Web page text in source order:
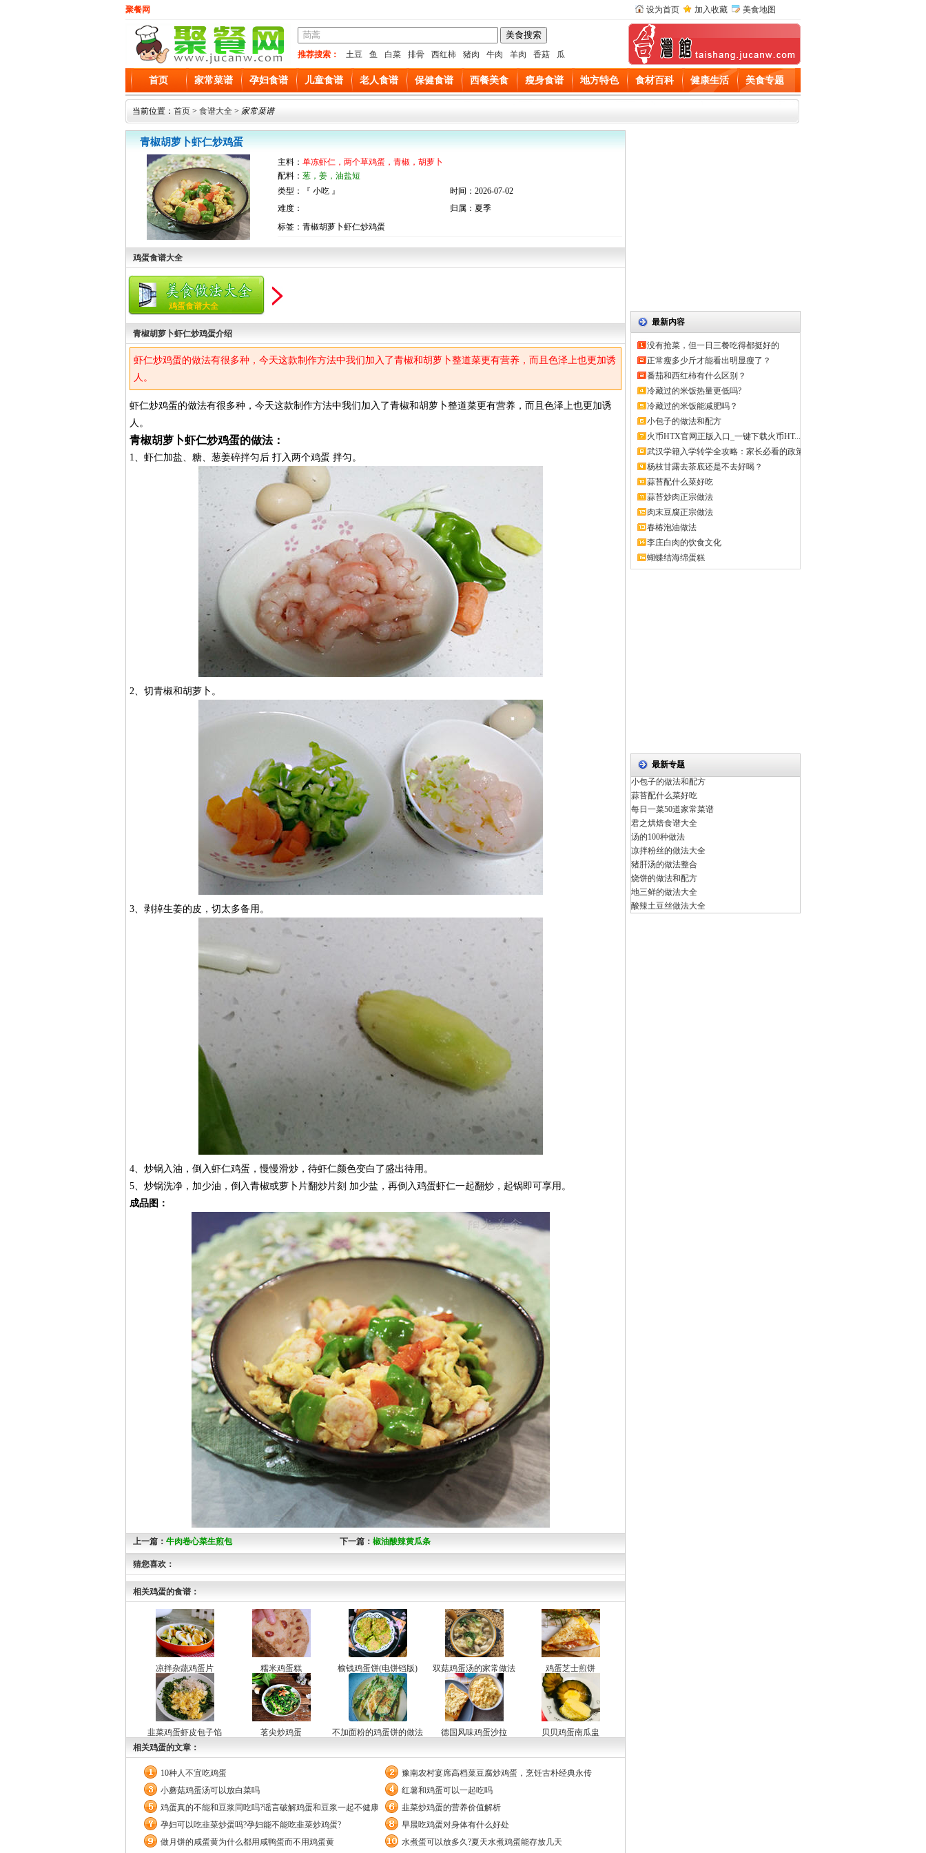
聚餐网 设为首页 加入收藏 美食地图
推荐搜索： 土豆 鱼 白菜 排骨 西红柿 猪肉 牛肉 羊肉 香菇 瓜
首页 家常菜谱 孕妇食谱 儿童食谱 老人食谱 保健食谱 西餐美食 瘦身食谱 地方特色 食材百科 健康生活 美食专题
当前位置： 首页 > 食谱大全 > 家常菜谱
青椒胡萝卜虾仁炒鸡蛋
主料： 单冻虾仁，两个草鸡蛋，青椒，胡萝卜
配料： 葱，姜，油盐短
类型：『 小吃 』
时间：2026-07-02
难度：
归属：夏季
标签：青椒胡萝卜虾仁炒鸡蛋
鸡蛋食谱大全
鸡蛋食谱大全
青椒胡萝卜虾仁炒鸡蛋介绍
虾仁炒鸡蛋的做法有很多种，今天这款制作方法中我们加入了青椒和胡萝卜整道菜更有营养，而且色泽上也更加诱
人。
虾仁炒鸡蛋的做法有很多种，今天这款制作方法中我们加入了青椒和胡萝卜整道菜更有营养，而且色泽上也更加诱
人。
青椒胡萝卜虾仁炒鸡蛋的做法：
1、虾仁加盐、糖、葱姜碎拌匀后 打入两个鸡蛋 拌匀。
2、切青椒和胡萝卜。
3、剥掉生姜的皮，切太多备用。
4、炒锅入油，倒入虾仁鸡蛋，慢慢滑炒，待虾仁颜色变白了盛出待用。
5、炒锅洗净，加少油，倒入青椒或萝卜片翻炒片刻 加少盐，再倒入鸡蛋虾仁一起翻炒，起锅即可享用。
成品图：
上一篇： 牛肉卷心菜生煎包 下一篇： 椒油酸辣黄瓜条
猜您喜欢：
相关鸡蛋的食谱：
凉拌杂蔬鸡蛋片 糯米鸡蛋糕 榆钱鸡蛋饼(电饼铛版) 双菇鸡蛋汤的家常做法 鸡蛋芝士煎饼
韭菜鸡蛋虾皮包子馅 茗尖炒鸡蛋 不加面粉的鸡蛋饼的做法 德国风味鸡蛋沙拉
贝贝鸡蛋南瓜盅
相关鸡蛋的文章：
10种人不宜吃鸡蛋
豫南农村宴席高档菜豆腐炒鸡蛋，烹饪古朴经典永传
小蘑菇鸡蛋汤可以放白菜吗
红薯和鸡蛋可以一起吃吗
鸡蛋真的不能和豆浆同吃吗?谣言破解鸡蛋和豆浆一起不健康的误区韭菜炒鸡蛋的营养价值解析
孕妇可以吃韭菜炒蛋吗?孕妇能不能吃韭菜炒鸡蛋?
早晨吃鸡蛋对身体有什么好处
做月饼的咸蛋黄为什么都用咸鸭蛋而不用鸡蛋黄
水煮蛋可以放多久?夏天水煮鸡蛋能存放几天
最新内容
没有抢菜，但一日三餐吃得都挺好的
正常瘦多少斤才能看出明显瘦了？
番茄和西红柿有什么区别？
冷藏过的米饭热量更低吗?
冷藏过的米饭能减肥吗？
小包子的做法和配方
火币HTX官网正版入口_一键下载火币HT...
武汉学籍入学转学全攻略：家长必看的政策
解...
杨枝甘露去茶底还是不去好喝？
蒜苔配什么菜好吃
蒜苔炒肉正宗做法
肉末豆腐正宗做法
春椿泡油做法
李庄白肉的饮食文化
蝴蝶结海绵蛋糕
最新专题
小包子的做法和配方
蒜苔配什么菜好吃
每日一菜50道家常菜谱
君之烘焙食谱大全
汤的100种做法
凉拌粉丝的做法大全
猪肝汤的做法整合
烧饼的做法和配方
地三鲜的做法大全
酸辣土豆丝做法大全